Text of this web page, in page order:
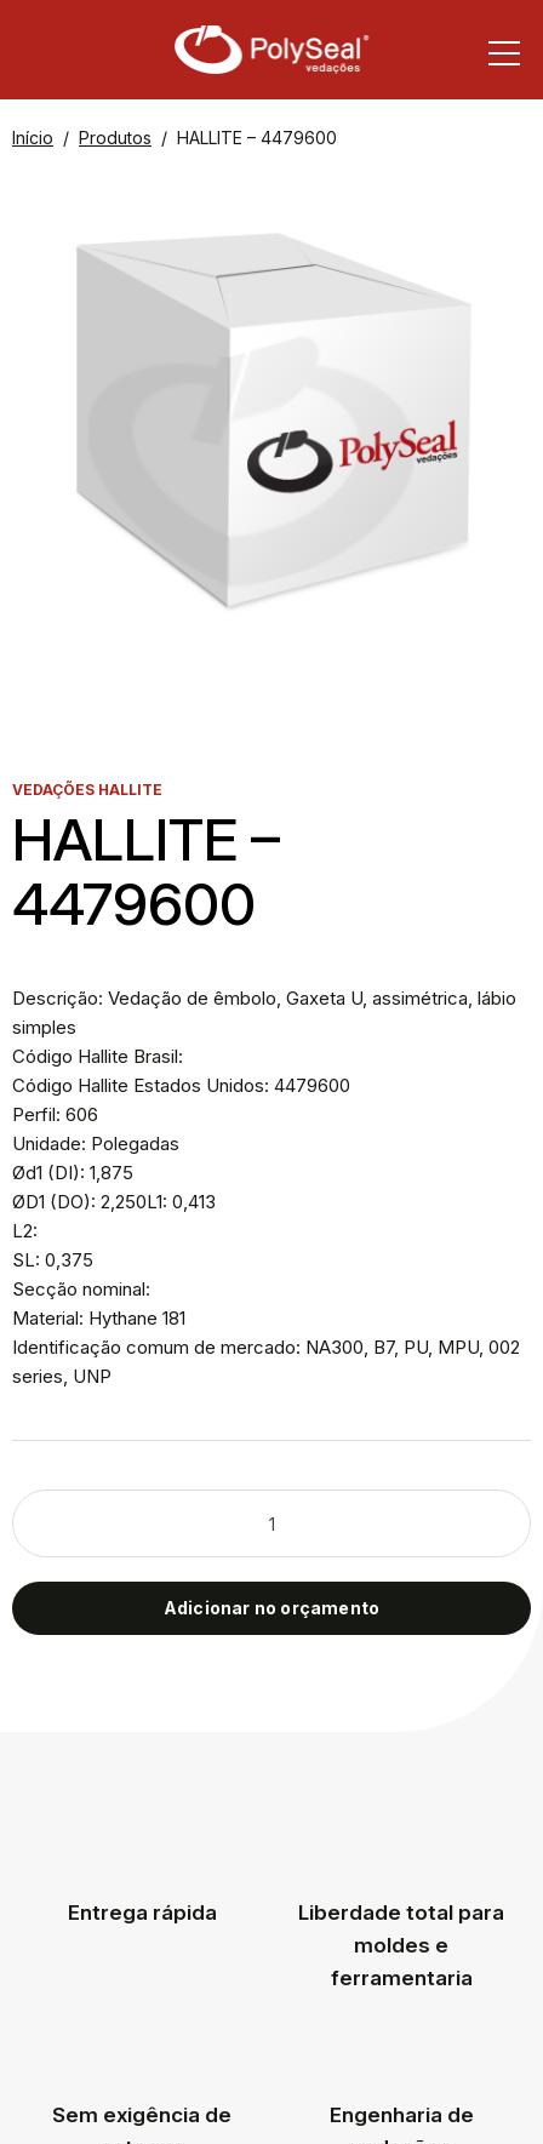
Início Produtos HALLITE – 4479600
VEDAÇÕES HALLITE
HALLITE –
4479600
Descrição: Vedação de êmbolo, Gaxeta U, assimétrica, lábio
simples
Código Hallite Brasil:
Código Hallite Estados Unidos: 4479600
Perfil: 606
Unidade: Polegadas
Ød1 (DI): 1,875
ØD1 (DO): 2,250L1: 0,413
L2:
SL: 0,375
Secção nominal:
Material: Hythane 181
Identificação comum de mercado: NA300, B7, PU, MPU, 002
series, UNP
Adicionar no orçamento
Entrega rápida
Liberdade total para
moldes e
ferramentaria
Sem exigência de
Engenharia de